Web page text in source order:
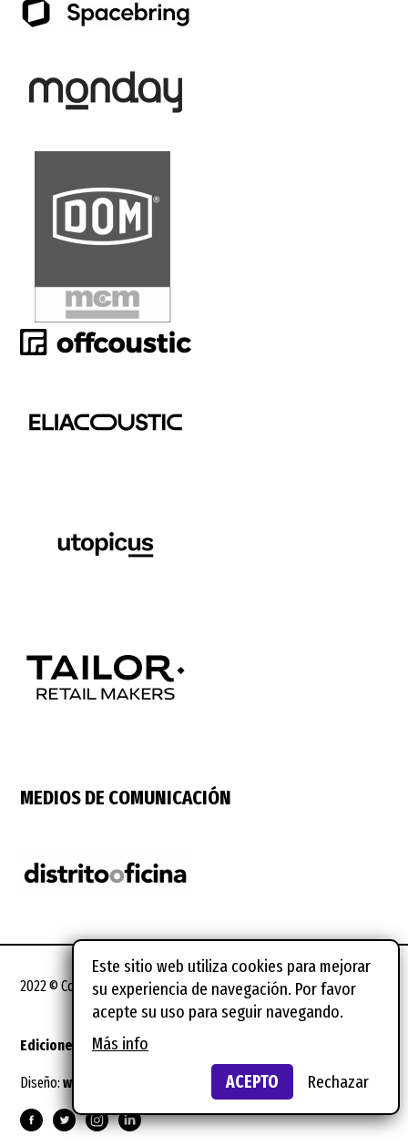
MEDIOS DE COMUNICACIÓN
2022 © Coworking Spain Conference
Ediciones anteriores
Diseño:wild wild web Suscríbete al newsletter
Este sitio web utiliza cookies para mejorar
su experiencia de navegación. Por favor
acepte su uso para seguir navegando.
Más info
ACEPTO
Rechazar